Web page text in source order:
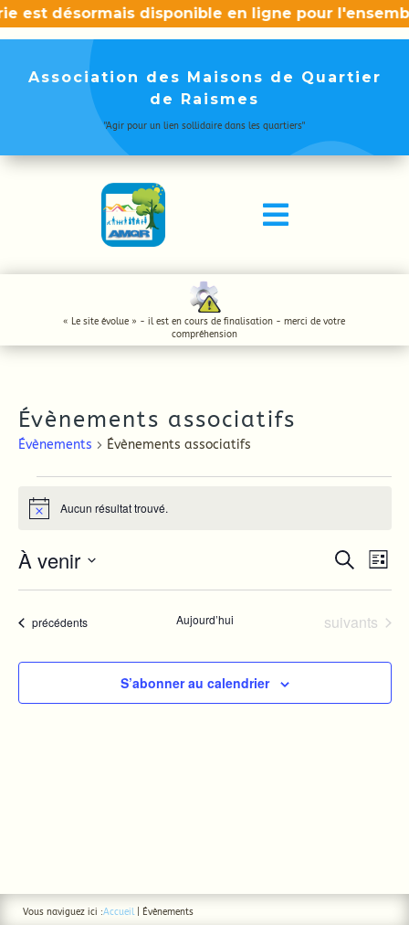
disponible en ligne pour l'ensemble
Association des Maisons de Quartier
de Raismes
"Agir pour un lien sollidaire dans les quartiers"

« Le site évolue » - il est en cours de finalisation - merci de votre
compréhension
Évènements associatifs
Évènements Évènements associatifs
Notice Aucun résultat trouvé.
de
Recherche
Liste
À venir
une
Évènements
précédents Aujourd’hui Évènements
suivants
S’abonner au calendrier
Vous naviguez ici :Accueil| Évènements